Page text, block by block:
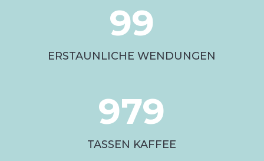
99
ERSTAUNLICHE WENDUNGEN
979
TASSEN KAFFEE